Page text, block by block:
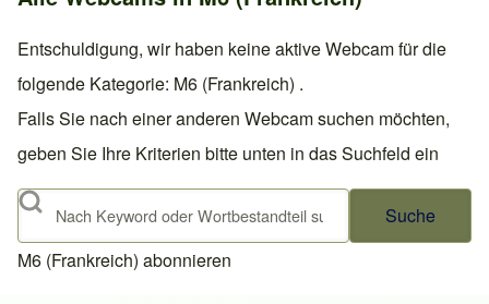
Entschuldigung, wir haben keine aktive Webcam für die
folgende Kategorie: M6 (Frankreich) .
Falls Sie nach einer anderen Webcam suchen möchten,
geben Sie Ihre Kriterien bitte unten in das Suchfeld ein
Suche
M6 (Frankreich) abonnieren